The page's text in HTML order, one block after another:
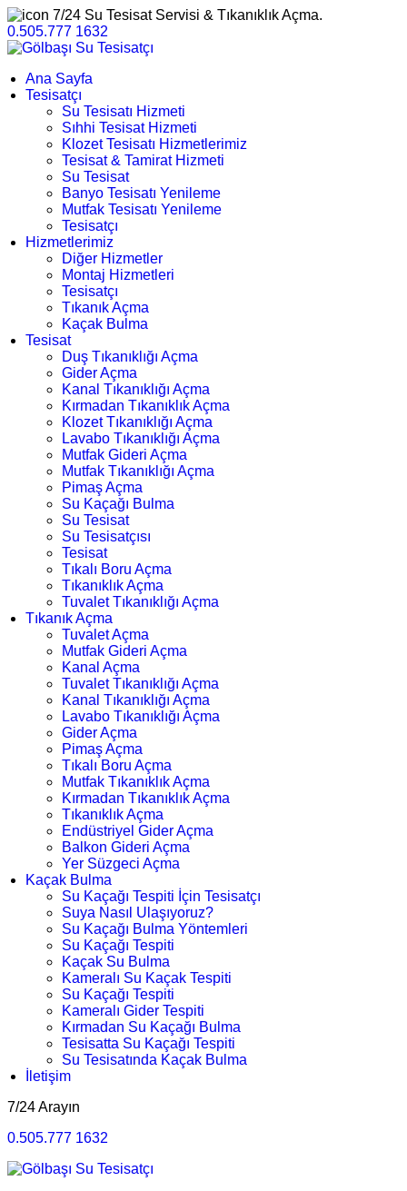
7/24 Su Tesisat Servisi & Tıkanıklık Açma.
0.505.777 1632
Ana Sayfa
Tesisatçı
Su Tesisatı Hizmeti
Sıhhi Tesisat Hizmeti
Klozet Tesisatı Hizmetlerimiz
Tesisat & Tamirat Hizmeti
Su Tesisat
Banyo Tesisatı Yenileme
Mutfak Tesisatı Yenileme
Tesisatçı
Hizmetlerimiz
Diğer Hizmetler
Montaj Hizmetleri
Tesisatçı
Tıkanık Açma
Kaçak Bulma
Tesisat
Duş Tıkanıklığı Açma
Gider Açma
Kanal Tıkanıklığı Açma
Kırmadan Tıkanıklık Açma
Klozet Tıkanıklığı Açma
Lavabo Tıkanıklığı Açma
Mutfak Gideri Açma
Mutfak Tıkanıklığı Açma
Pimaş Açma
Su Kaçağı Bulma
Su Tesisat
Su Tesisatçısı
Tesisat
Tıkalı Boru Açma
Tıkanıklık Açma
Tuvalet Tıkanıklığı Açma
Tıkanık Açma
Tuvalet Açma
Mutfak Gideri Açma
Kanal Açma
Tuvalet Tıkanıklığı Açma
Kanal Tıkanıklığı Açma
Lavabo Tıkanıklığı Açma
Gider Açma
Pimaş Açma
Tıkalı Boru Açma
Mutfak Tıkanıklık Açma
Kırmadan Tıkanıklık Açma
Tıkanıklık Açma
Endüstriyel Gider Açma
Balkon Gideri Açma
Yer Süzgeci Açma
Kaçak Bulma
Su Kaçağı Tespiti İçin Tesisatçı
Suya Nasıl Ulaşıyoruz?
Su Kaçağı Bulma Yöntemleri
Su Kaçağı Tespiti
Kaçak Su Bulma
Kameralı Su Kaçak Tespiti
Su Kaçağı Tespiti
Kameralı Gider Tespiti
Kırmadan Su Kaçağı Bulma
Tesisatta Su Kaçağı Tespiti
Su Tesisatında Kaçak Bulma
İletişim
7/24 Arayın
0.505.777 1632